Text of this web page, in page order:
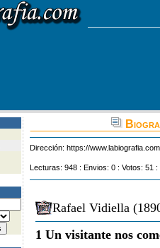
Dirección: https://
Lecturas: 948 : Envios: 0 : Votos: 51
Rafael Vidiella
1 Un visitante nos